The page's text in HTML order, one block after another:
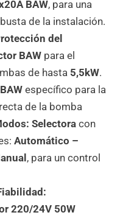
BAW, para una
de la instalación.
del
BAW para el
de hasta 5,5kW.
específico para la
de la bomba
Selectora con
Automático –
, para un control
220/24V 50W